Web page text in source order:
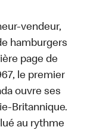
vendeur,
hamburgers
page de
le premier
ouvre ses
Britannique.
au rythme